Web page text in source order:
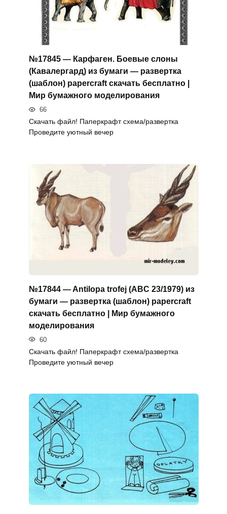
№17845 — Карфаген. Боевые слоны
(Кавалергард) из бумаги — развертка
(шаблон) papercraft скачать бесплатно |
Мир бумажного моделирования
66
Скачать файл! Паперкрафт схема/развертка
Проведите уютный вечер
№17844 — Antilopa trofej (ABC 23/1979) из
бумаги — развертка (шаблон) papercraft
скачать бесплатно | Мир бумажного
моделирования
60
Скачать файл! Паперкрафт схема/развертка
Проведите уютный вечер